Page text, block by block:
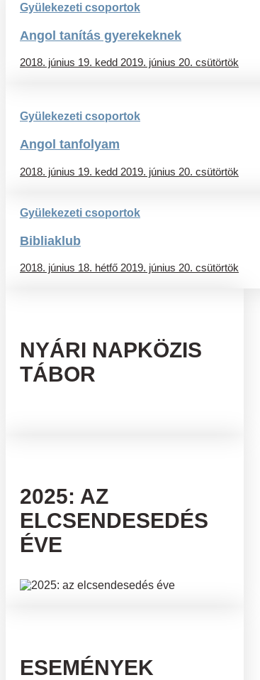
Gyülekezeti csoportok
Angol tanítás gyerekeknek
2018. június 19. kedd 2019. június 20. csütörtök
Gyülekezeti csoportok
Angol tanfolyam
2018. június 19. kedd 2019. június 20. csütörtök
Gyülekezeti csoportok
Bibliaklub
2018. június 18. hétfő 2019. június 20. csütörtök
NYÁRI NAPKÖZIS
TÁBOR
2025: AZ
ELCSENDESEDÉS
ÉVE
ESEMÉNYEK